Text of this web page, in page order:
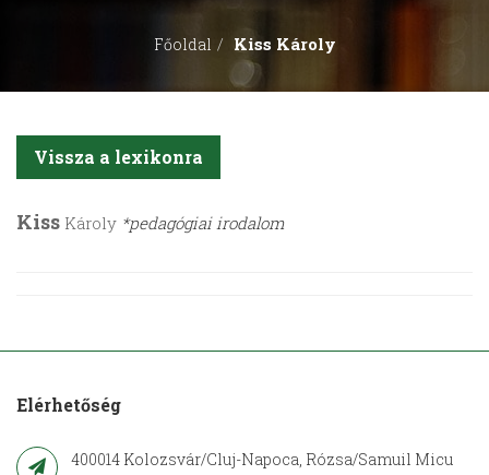
Főoldal Kiss Károly
Vissza a lexikonra
Kiss Károly *pedagógiai irodalom
Elérhetőség
400014 Kolozsvár/Cluj-Napoca, Rózsa/Samuil Micu